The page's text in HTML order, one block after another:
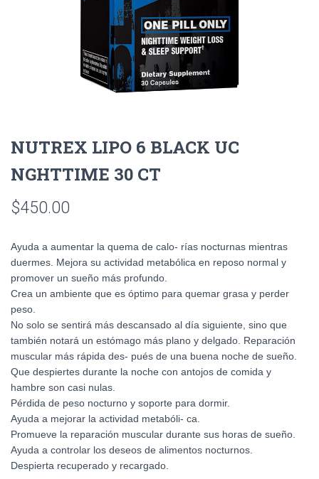
NUTREX LIPO 6 BLACK UC
NGHTTIME 30 CT
$450.00
Ayuda a aumentar la quema de calo- rías nocturnas mientras
duermes. Mejora su actividad metabólica en reposo normal y
promover un sueño más profundo.
Crea un ambiente que es óptimo para quemar grasa y perder
peso.
No solo se sentirá más descansado al día siguiente, sino que
también notará un estómago más plano y delgado. Reparación
muscular más rápida des- pués de una buena noche de sueño.
Que despiertes durante la noche con antojos de comida y
hambre son casi nulas.
Pérdida de peso nocturno y soporte para dormir.
Ayuda a mejorar la actividad metabóli- ca.
Promueve la reparación muscular durante sus horas de sueño.
Ayuda a controlar los deseos de alimentos nocturnos.
Despierta recuperado y recargado.